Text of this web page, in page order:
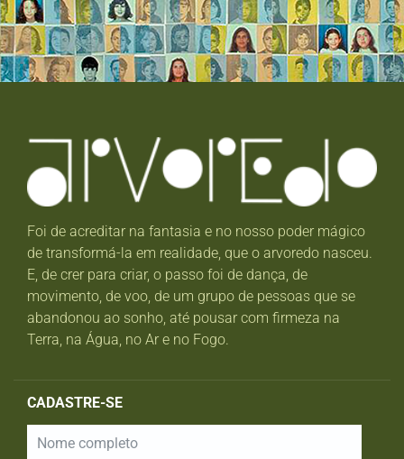
Foi de acreditar na fantasia e no nosso poder mágico
de transformá-la em realidade, que o arvoredo nasceu.
E, de crer para criar, o passo foi de dança, de
movimento, de voo, de um grupo de pessoas que se
abandonou ao sonho, até pousar com firmeza na
Terra, na Água, no Ar e no Fogo.
CADASTRE-SE